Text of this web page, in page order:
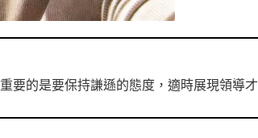
重要的是要保持謙遜的態度，適時展現領導才